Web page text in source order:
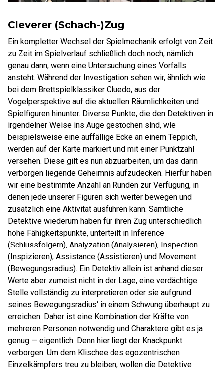
Cleverer (Schach-)Zug
Ein kompletter Wechsel der Spielmechanik erfolgt von Zeit
zu Zeit im Spielverlauf schließlich doch noch, nämlich
genau dann, wenn eine Untersuchung eines Vorfalls
ansteht. Während der Investigation sehen wir, ähnlich wie
bei dem Brettspielklassiker Cluedo, aus der
Vogelperspektive auf die aktuellen Räumlichkeiten und
Spielfiguren hinunter. Diverse Punkte, die den Detektiven in
irgendeiner Weise ins Auge gestochen sind, wie
beispielsweise eine auffällige Ecke an einem Teppich,
werden auf der Karte markiert und mit einer Punktzahl
versehen. Diese gilt es nun abzuarbeiten, um das darin
verborgen liegende Geheimnis aufzudecken. Hierfür haben
wir eine bestimmte Anzahl an Runden zur Verfügung, in
denen jede unserer Figuren sich weiter bewegen und
zusätzlich eine Aktivität ausführen kann. Sämtliche
Detektive wiederum haben für ihren Zug unterschiedlich
hohe Fähigkeitspunkte, unterteilt in Inference
(Schlussfolgern), Analyzation (Analysieren), Inspection
(Inspizieren), Assistance (Assistieren) und Movement
(Bewegungsradius). Ein Detektiv allein ist anhand dieser
Werte aber zumeist nicht in der Lage, eine verdächtige
Stelle vollständig zu interpretieren oder sie aufgrund
seines Bewegungsradius‘ in einem Schwung überhaupt zu
erreichen. Daher ist eine Kombination der Kräfte von
mehreren Personen notwendig und Charaktere gibt es ja
genug — eigentlich. Denn hier liegt der Knackpunkt
verborgen. Um dem Klischee des egozentrischen
Einzelkämpfers treu zu bleiben, wollen die Detektive